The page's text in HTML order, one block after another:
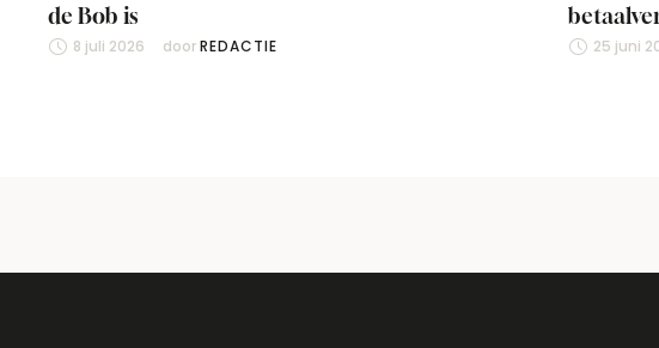
de Bob is
8 juli 2026 door REDACTIE 25 juni